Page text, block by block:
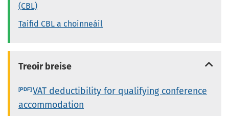
(CBL)
Taifid CBL a choinneáil
Treoir breise
VAT deductibility for qualifying conference
accommodation